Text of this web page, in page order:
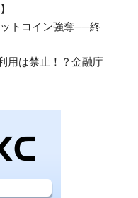
トコイン強奪──終
用は禁止！？金融庁